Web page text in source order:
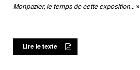
Monpazier, le temps de cette exposition… »
Lire le texte